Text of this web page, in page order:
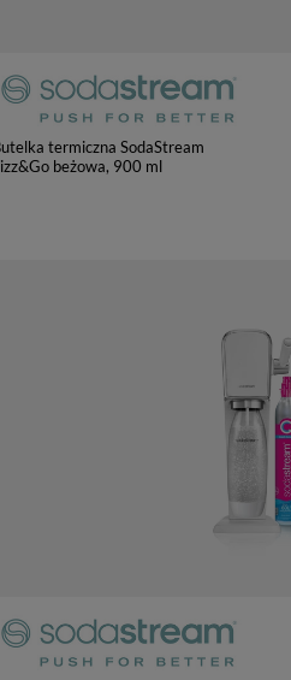
termiczna SodaStream
beżowa, 900 ml